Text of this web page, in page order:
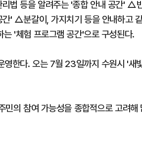
법 등을 알려주는 '종합 안내 공간' △
' △분갈이, 가지치기 등을 안내하고
'체험 프로그램 공간'으로 구성된다.
한다. 오는 7월 23일까지 수원시 '새
의 참여 가능성을 종합적으로 고려해